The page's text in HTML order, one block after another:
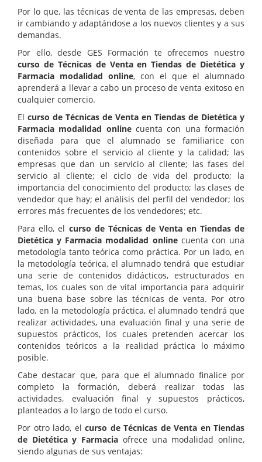
Por lo que, las técnicas de venta de las empresas, deben
ir cambiando y adaptándose a los nuevos clientes y a sus
demandas.
Por ello, desde GES Formación te ofrecemos nuestro
curso de Técnicas de Venta en Tiendas de Dietética y
Farmacia modalidad online, con el que el alumnado
aprenderá a llevar a cabo un proceso de venta exitoso en
cualquier comercio.
El curso de Técnicas de Venta en Tiendas de Dietética y
Farmacia modalidad onlinecuenta con una formación
diseñada para que el alumnado se familiarice con
contenidos sobre el servicio al cliente y la calidad; las
empresas que dan un servicio al cliente; las fases del
servicio al cliente; el ciclo de vida del producto; la
importancia del conocimiento del producto; las clases de
vendedor que hay; el análisis del perfil del vendedor; los
errores más frecuentes de los vendedores; etc.
Para ello, el curso de Técnicas de Venta en Tiendas de
Dietética y Farmacia modalidad onlinecuenta con una
metodología tanto teórica como práctica. Por un lado, en
la metodología teórica, el alumnado tendrá que estudiar
una serie de contenidos didácticos, estructurados en
temas, los cuales son de vital importancia para adquirir
una buena base sobre las técnicas de venta. Por otro
lado, en la metodología práctica, el alumnado tendrá que
realizar actividades, una evaluación final y una serie de
supuestos prácticos, los cuales pretenden acercar los
contenidos teóricos a la realidad práctica lo máximo
posible.
Cabe destacar que, para que el alumnado finalice por
completo la formación, deberá realizar todas las
actividades, evaluación final y supuestos prácticos,
planteados a lo largo de todo el curso.
Por otro lado, el curso de Técnicas de Venta en Tiendas
de Dietética y Farmacia ofrece una modalidad online,
siendo algunas de sus ventajas: